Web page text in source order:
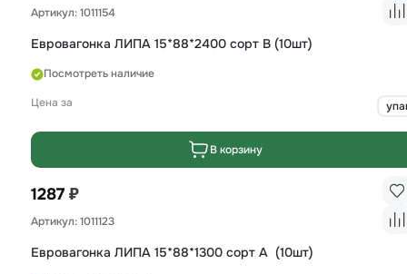
Артикул: 1011154
Евровагонка ЛИПА 15*88*2400 сорт B (10шт)
Посмотреть наличие
Цена за
В корзину
1287 ₽
Артикул: 1011123
Евровагонка ЛИПА 15*88*1300 сорт А (10шт)